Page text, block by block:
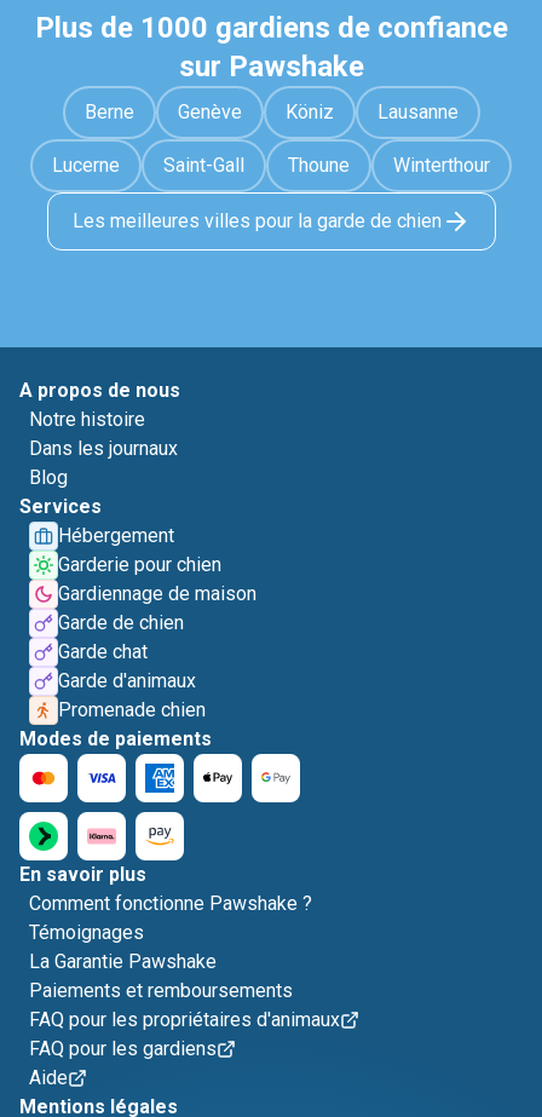
Plus de 1000 gardiens de confiance
sur Pawshake
Berne Genève Köniz Lausanne
Lucerne Saint-Gall Thoune Winterthour
Les meilleures villes pour la garde de chien
A propos de nous
Notre histoire
Dans les journaux
Blog
Services
Hébergement
Garderie pour chien
Gardiennage de maison
Garde de chien
Garde chat
Garde d'animaux
Promenade chien
Modes de paiements
En savoir plus
Comment fonctionne Pawshake ?
Témoignages
La Garantie Pawshake
Paiements et remboursements
FAQ pour les propriétaires d'animaux
FAQ pour les gardiens
Aide
Mentions légales